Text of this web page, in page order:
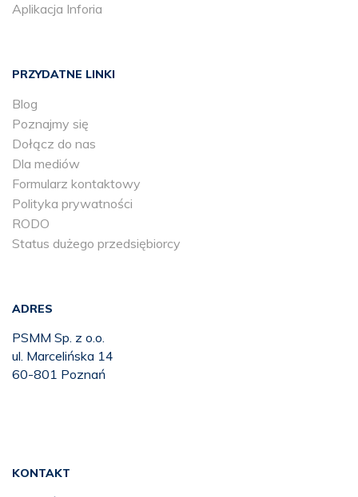
Aplikacja Inforia
PRZYDATNE LINKI
Blog
Poznajmy się
Dołącz do nas
Dla mediów
Formularz kontaktowy
Polityka prywatności
RODO
Status dużego przedsiębiorcy
ADRES
PSMM Sp. z o.o.
ul. Marcelińska 14
60-801 Poznań
KONTAKT